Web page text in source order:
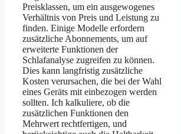
Preisklassen, um ein ausgewogenes
Verhältnis von Preis und Leistung zu
finden. Einige Modelle erfordern
zusätzliche Abonnements, um auf
erweiterte Funktionen der
Schlafanalyse zugreifen zu können.
Dies kann langfristig zusätzliche
Kosten verursachen, die bei der Wahl
eines Geräts mit einbezogen werden
sollten. Ich kalkuliere, ob die
zusätzlichen Funktionen den
Mehrwert rechtfertigen, und